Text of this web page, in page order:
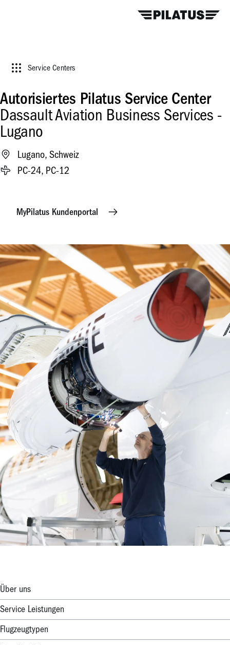
Service Centers
Autorisiertes Pilatus Service Center
Dassault Aviation Business Services -
Lugano
Lugano, Schweiz
PC-24, PC-12
MyPilatus Kundenportal
Über uns
Service Leistungen
Flugzeugtypen